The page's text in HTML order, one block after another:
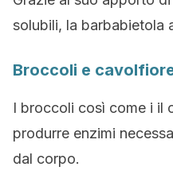
solubili, la barbabietola
Broccoli e
I broccoli così come i il
produrre enzimi
dal corpo.